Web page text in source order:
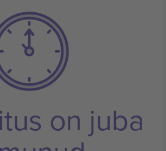
on juba